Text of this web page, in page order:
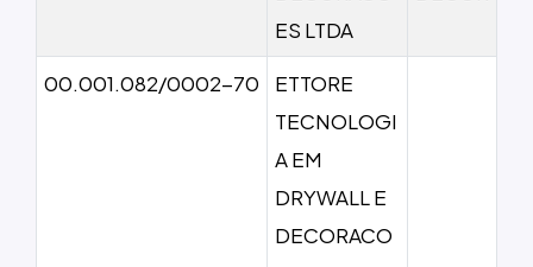
ES LTDA
00.001.082/0002-70
ETTORE
TECNOLOGI
A EM
DRYWALL E
DECORACO